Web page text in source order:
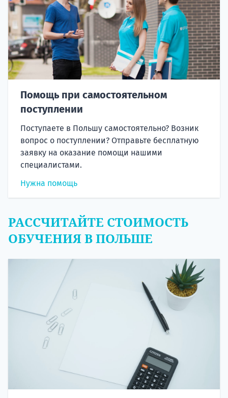
Помощь при самостоятельном
поступлении
Поступаете в Польшу самостоятельно? Возник
вопрос о поступлении? Отправьте бесплатную
заявку на оказание помощи нашими
специалистами.
Нужна помощь
РАССЧИТАЙТЕ СТОИМОСТЬ
ОБУЧЕНИЯ В ПОЛЬШЕ